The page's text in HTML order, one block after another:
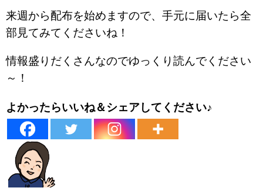
来週から配布を始めますので、手元に届いたら全
部見てみてくださいね！
情報盛りだくさんなのでゆっくり読んでください
～！
よかったらいいね＆シェアしてください♪